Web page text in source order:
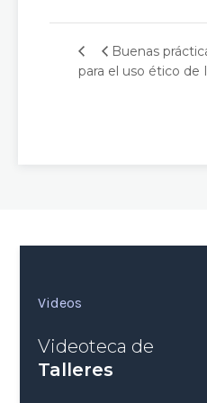
Buenas
para el uso ético de
Videos
Videoteca de
Talleres